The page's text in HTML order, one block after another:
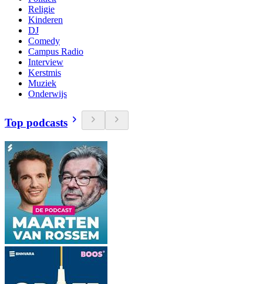
Religie
Kinderen
DJ
Comedy
Campus Radio
Interview
Kerstmis
Muziek
Onderwijs
Top podcasts